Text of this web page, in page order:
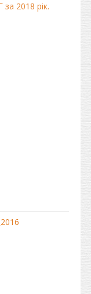
за 2018 рік.